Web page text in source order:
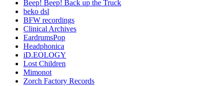
Beep! Beep! Back up the Truck
beko dsl
BFW recordings
Clinical Archives
EardrumsPop
Headphonica
iD.EOLOGY
Lost Children
Mimonot
Zorch Factory Records